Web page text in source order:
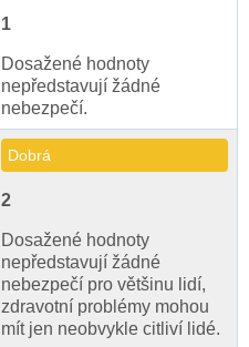
1
Dosažené hodnoty
nepředstavují žádné
nebezpečí.
Dobrá
2
Dosažené hodnoty
nepředstavují žádné
nebezpečí pro většinu lidí,
zdravotní problémy mohou
mít jen neobvykle citliví lidé.